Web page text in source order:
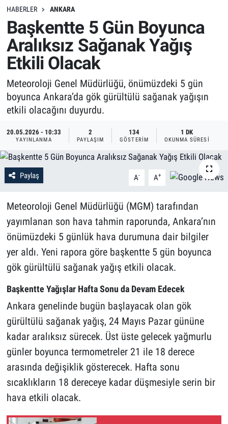
HABERLER ANKARA
Başkentte 5 Gün Boyunca
Aralıksız Sağanak Yağış
Etkili Olacak
Meteoroloji Genel Müdürlüğü, önümüzdeki 5 gün
boyunca Ankara’da gök gürültülü sağanak yağışın
etkili olacağını duyurdu.
20.05.2026 - 10:33
YAYINLANMA
2
PAYLAŞIM
134
GÖSTERIM
1 DK
OKUNMA SÜRESI
Paylaş A- A+
Meteoroloji Genel Müdürlüğü (MGM) tarafından
yayımlanan son hava tahmin raporunda, Ankara’nın
önümüzdeki 5 günlük hava durumuna dair bilgiler
yer aldı. Yeni rapora göre başkentte 5 gün boyunca
gök gürültülü sağanak yağış etkili olacak.
Başkentte Yağışlar Hafta Sonu da Devam Edecek
Ankara genelinde bugün başlayacak olan gök
gürültülü sağanak yağış, 24 Mayıs Pazar gününe
kadar aralıksız sürecek. Üst üste gelecek yağmurlu
günler boyunca termometreler 21 ile 18 derece
arasında değişiklik gösterecek. Hafta sonu
sıcaklıkların 18 dereceye kadar düşmesiyle serin bir
hava etkili olacak.